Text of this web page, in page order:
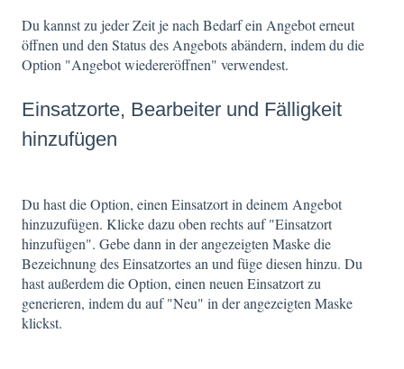
Du kannst zu jeder Zeit je nach Bedarf ein Angebot erneut
öffnen und den Status des Angebots abändern, indem du die
Option "Angebot wiedereröffnen" verwendest.
Einsatzorte, Bearbeiter und Fälligkeit
hinzufügen
Du hast die Option, einen Einsatzort in deinem Angebot
hinzuzufügen. Klicke dazu oben rechts auf "Einsatzort
hinzufügen". Gebe dann in der angezeigten Maske die
Bezeichnung des Einsatzortes an und füge diesen hinzu. Du
hast außerdem die Option, einen neuen Einsatzort zu
generieren, indem du auf "Neu" in der angezeigten Maske
klickst.